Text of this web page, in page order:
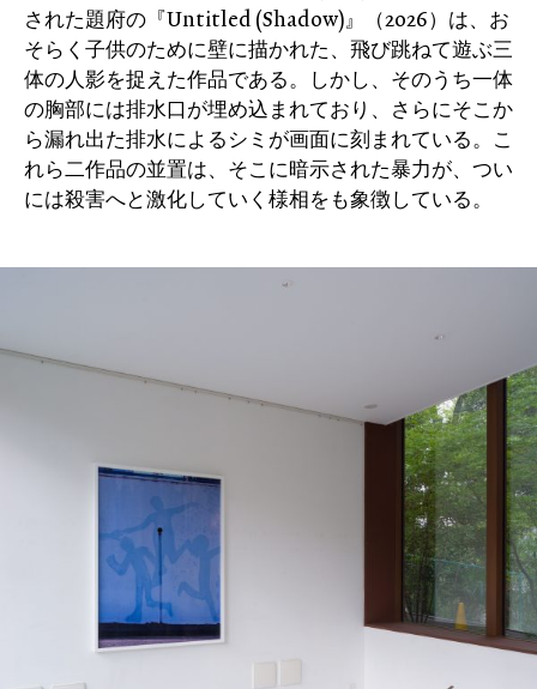
された題府の『Untitled (Shadow)』（2026）は、お
そらく子供のために壁に描かれた、飛び跳ねて遊ぶ三
体の人影を捉えた作品である。しかし、そのうち一体
の胸部には排水口が埋め込まれており、さらにそこか
ら漏れ出た排水によるシミが画面に刻まれている。こ
れら二作品の並置は、そこに暗示された暴力が、つい
には殺害へと激化していく様相をも象徴している。